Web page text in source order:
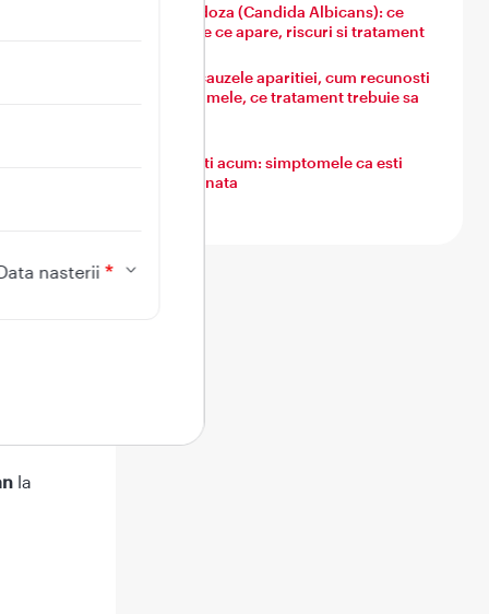
dar
la
nasterii
Candidoza (Candida Albicans): ce
este, de ce apare, riscuri si tratament
Guta: cauzele aparitiei, cum recunosti
simptomele, ce tratament trebuie sa
Ce simti acum: simptomele ca esti
insarcinata